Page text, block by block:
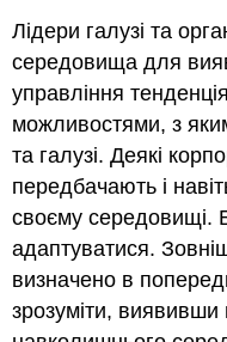
Лідери галузі та
середовища для
управління
можливостями, з
та галузі. Деякі
передбачають і
своєму середовищі.
адаптуватися.
визначено в
зрозуміти, виявивши